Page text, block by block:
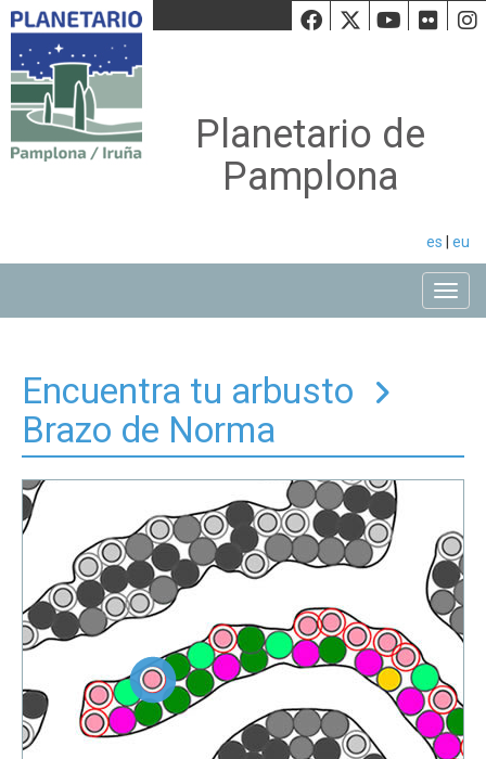
Facebook
Twiiter
Planetario de
Pamplona
es eu
Encuentra tu arbusto
Brazo de Norma